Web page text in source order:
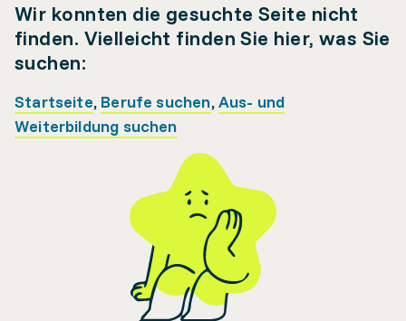
Wir konnten die gesuchte Seite nicht
finden. Vielleicht finden Sie hier, was Sie
suchen:
Startseite, Berufe suchen,Aus- und
Weiterbildung suchen